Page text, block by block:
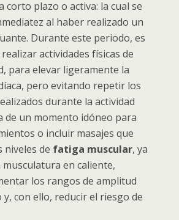
corto plazo o activa: la cual se
al haber realizado un
Durante este periodo, es
actividades físicas de
para elevar ligeramente la
pero evitando repetir los
durante la actividad
de un momento idóneo para
o incluir masajes que
niveles de fatiga muscular, ya
musculatura en caliente,
los rangos de amplitud
con ello, reducir el riesgo de